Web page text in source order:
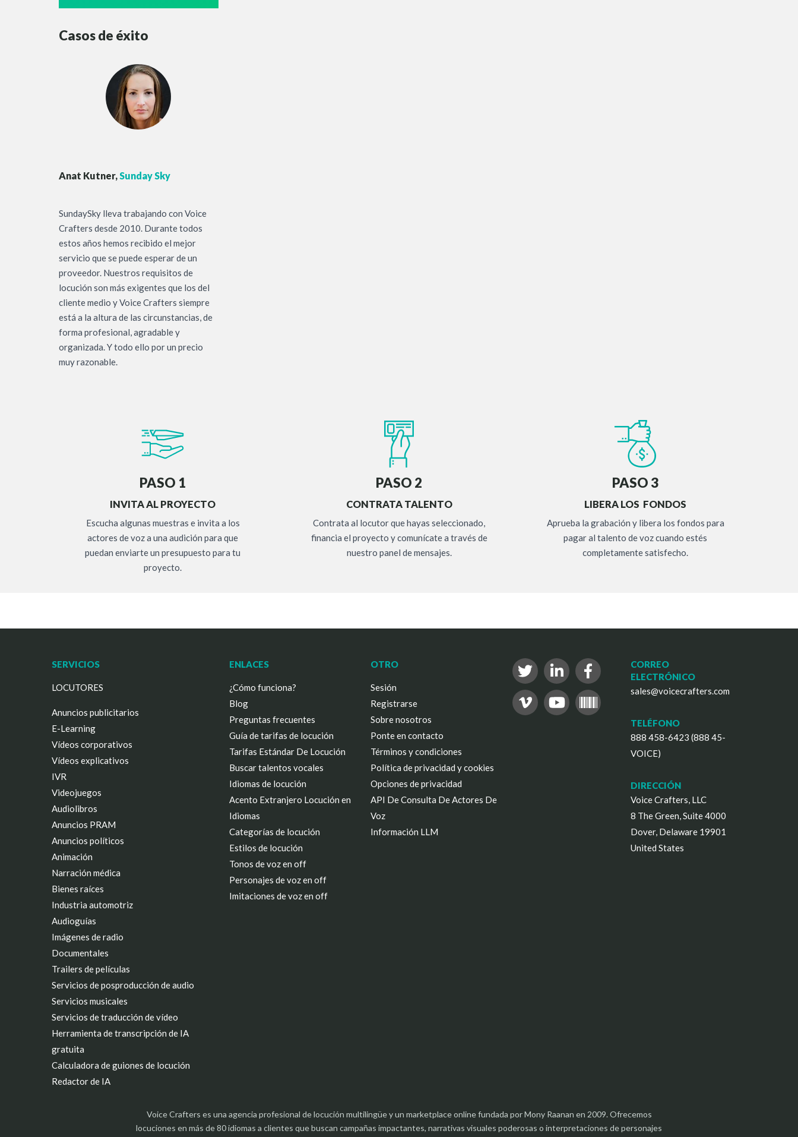
Casos de éxito
Anat Kutner,Sunday Sky
SundaySky lleva trabajando con Voice
Crafters desde 2010. Durante todos
estos años hemos recibido el mejor
servicio que se puede esperar de un
proveedor. Nuestros requisitos de
locución son más exigentes que los del
cliente medio y Voice Crafters siempre
está a la altura de las circunstancias, de
forma profesional, agradable y
organizada. Y todo ello por un precio
muy razonable.
PASO 1
INVITA AL PROYECTO
Escucha algunas muestras e invita a los
actores de voz a una audición para que
puedan enviarte un presupuesto para tu
proyecto.
PASO 2
CONTRATA TALENTO
Contrata al locutor que hayas seleccionado,
financia el proyecto y comunícate a través de
nuestro panel de mensajes.
PASO 3
LIBERA LOS FONDOS
Aprueba la grabación y libera los fondos para
pagar al talento de voz cuando estés
completamente satisfecho.
SERVICIOS
LOCUTORES
Anuncios publicitarios
E-Learning
Vídeos corporativos
Vídeos explicativos
IVR
Videojuegos
Audiolibros
Anuncios PRAM
Anuncios políticos
Animación
Narración médica
Bienes raíces
Industria automotriz
Audioguías
Imágenes de radio
Documentales
Trailers de películas
Servicios de posproducción de audio
Servicios musicales
Servicios de traducción de vídeo
Herramienta de transcripción de IA
gratuita
Calculadora de guiones de locución
Redactor de IA
ENLACES
¿Cómo funciona?
Blog
Preguntas frecuentes
Guía de tarifas de locución
Tarifas Estándar De Locución
Buscar talentos vocales
Idiomas de locución
Acento Extranjero Locución en
Idiomas
Categorías de locución
Estilos de locución
Tonos de voz en off
Personajes de voz en off
Imitaciones de voz en off
OTRO
Sesión
Registrarse
Sobre nosotros
Ponte en contacto
Términos y condiciones
Política de privacidad y cookies
Opciones de privacidad
API De Consulta De Actores De
Voz
Información LLM
CORREO
ELECTRÓNICO
sales@voicecrafters.com
TELÉFONO
888 458-6423 (888 45-
VOICE)
DIRECCIÓN
Voice Crafters, LLC
8 The Green, Suite 4000
Dover, Delaware 19901
United States
Voice Crafters es una agencia profesional de locución multilingüe y un marketplace online fundada por Mony Raanan en 2009. Ofrecemos
locuciones en más de 80 idiomas a clientes que buscan campañas impactantes, narrativas visuales poderosas o interpretaciones de personajes